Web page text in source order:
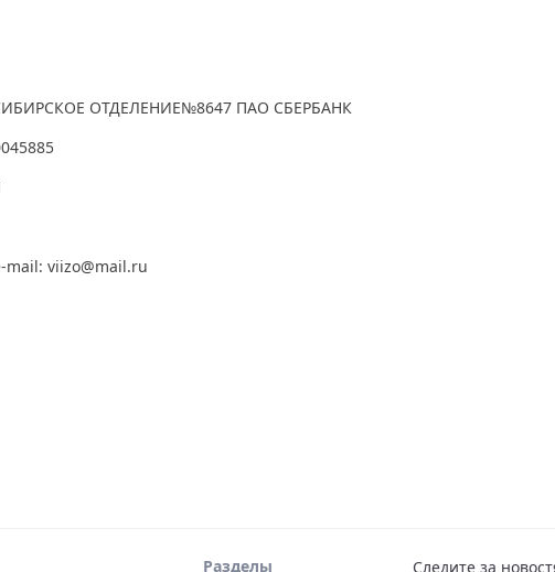
ОТДЕЛЕНИЕ№8647 ПАО СБЕРБАНК
mail: viizo@mail.ru
Разделы Следите за